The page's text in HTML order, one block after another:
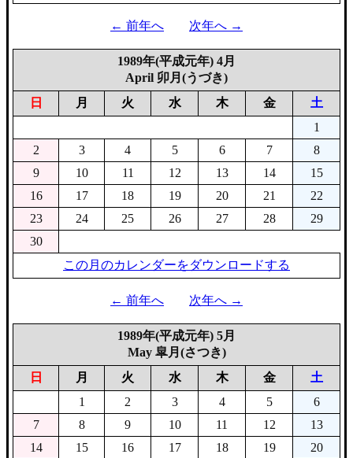
← 前年へ 次年へ →
1989年(平成元年) 4月
April 卯月(うづき)
日
月 火 水 木 金
土
1
2
3 4 5 6 7
8
9
10 11 12 13 14
15
16
17 18 19 20 21
22
23
24 25 26 27 28
29
30
この月のカレンダーをダウンロードする
← 前年へ 次年へ →
1989年(平成元年) 5月
May 皐月(さつき)
日
月 火 水 木 金
土
1
2 3 4 5
6
7
8 9 10 11 12
13
14
15 16 17 18 19
20